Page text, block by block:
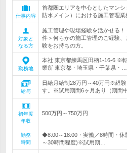
仕事内容
首都圏エリアを中心としたマン
防水メイン）における施工管理業
対象と
なる方
施工管理や現場経験を活かせる
件＞何らかの施工管理のご経験
験をお持ちの方。
勤務地
本社 東京都練馬区田柄1-16-6 ※
業所 東京都・埼玉県・千葉県・…
給与
日給月給制28万円～40万円※経
す。※試用期間6ヶ月あり（期間
初年度
年収
500万円～750万円
勤務
時間
◆8:00～18:00・実働／8時間・休
～30時間程度)※試用期…